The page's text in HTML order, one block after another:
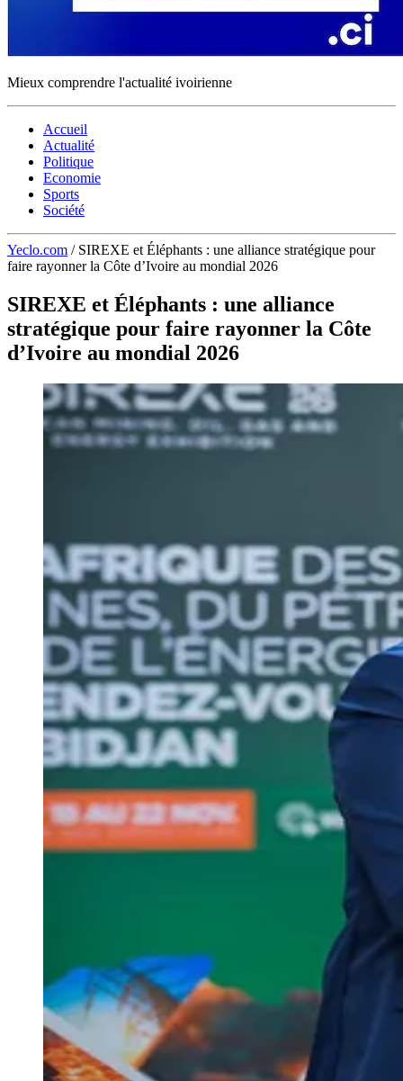
Mieux comprendre l'actualité ivoirienne
Accueil
Actualité
Politique
Economie
Sports
Société
Yeclo.com / SIREXE et Éléphants : une alliance stratégique pour
faire rayonner la Côte d’Ivoire au mondial 2026
SIREXE et Éléphants : une alliance
stratégique pour faire rayonner la Côte
d’Ivoire au mondial 2026